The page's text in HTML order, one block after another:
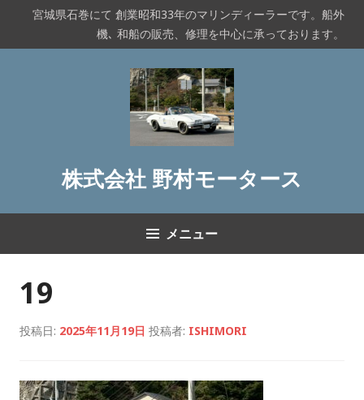
テ
宮城県石巻にて 創業昭和33年のマリンディーラーです。船外
機､ 和船の販売、修理を中心に承っております。
株式会社 野村モータース
メニュー
19
投稿日: 2025年11月19日 投稿者: ISHIMORI